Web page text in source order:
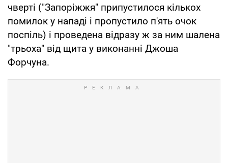
чверті ("Запоріжжя" припустилося кількох
помилок у нападі і пропустило п'ять очок
поспіль) і проведена відразу ж за ним шалена
"трьоха" від щита у виконанні Джоша
Форчуна.